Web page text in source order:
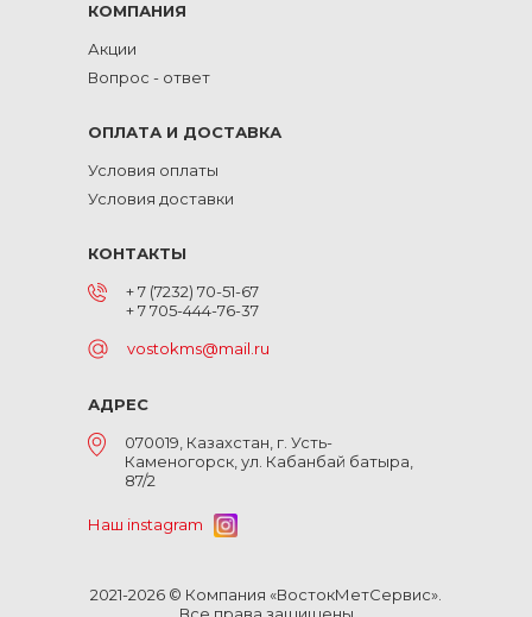
КОМПАНИЯ
Акции
Вопрос - ответ
ОПЛАТА И ДОСТАВКА
Условия оплаты
Условия доставки
КОНТАКТЫ
+ 7 (7232) 70-51-67
+ 7 705-444-76-37
vostokms@mail.ru
АДРЕС
070019, Казахстан, г. Усть-
Каменогорск, ул. Кабанбай батыра,
87/2
Наш instagram
2021-2026 © Компания «ВостокМетСервис».